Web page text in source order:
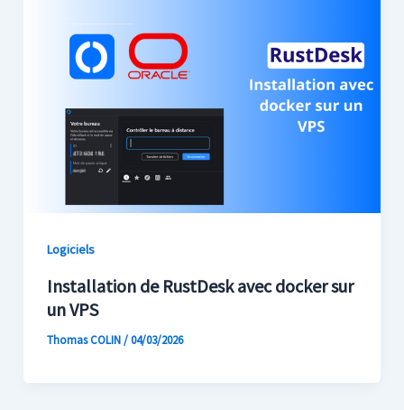
Logiciels
Installation de RustDesk avec docker sur
un VPS
Thomas COLIN/04/03/2026